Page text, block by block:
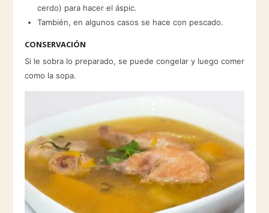
cerdo) para hacer el áspic.
También, en algunos casos se hace con pescado.
CONSERVACIÓN
Si le sobra lo preparado, se puede congelar y luego comer
como la sopa.